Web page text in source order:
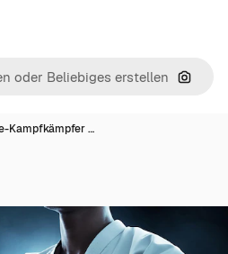
Nach
Kampfkämpfer …